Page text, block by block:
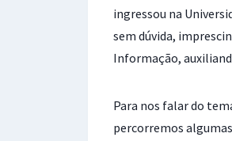
ingressou na
sem dúvida,
Informação,
Para nos falar do
percorremos